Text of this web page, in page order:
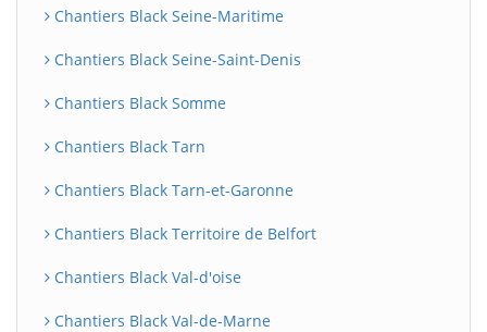
Chantiers Black Seine-Maritime
Chantiers Black Seine-Saint-Denis
Chantiers Black Somme
Chantiers Black Tarn
Chantiers Black Tarn-et-Garonne
Chantiers Black Territoire de Belfort
Chantiers Black Val-d'oise
Chantiers Black Val-de-Marne